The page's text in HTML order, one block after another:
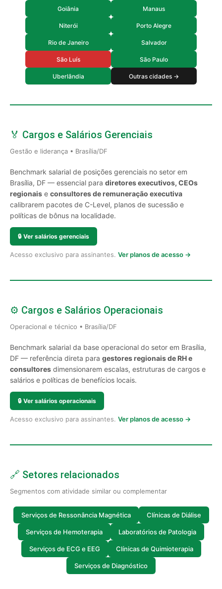
Goiânia Manaus
Niterói Porto Alegre
Rio de Janeiro Salvador
São Luís São Paulo
Uberlândia Outras cidades →
🏅 Cargos e Salários Gerenciais
Gestão e liderança • Brasília/DF
Benchmark salarial de posições gerenciais no setor em
Brasília, DF — essencial para diretores executivos, CEOs
regionais e consultores de remuneração executiva
calibrarem pacotes de C-Level, planos de sucessão e
políticas de bônus na localidade.
🔒 Ver salários gerenciais
Acesso exclusivo para assinantes. Ver planos de acesso →
⚙️ Cargos e Salários Operacionais
Operacional e técnico • Brasília/DF
Benchmark salarial da base operacional do setor em Brasília,
DF — referência direta para gestores regionais de RH e
consultores dimensionarem escalas, estruturas de cargos e
salários e políticas de benefícios locais.
🔒 Ver salários operacionais
Acesso exclusivo para assinantes. Ver planos de acesso →
🔗 Setores relacionados
Segmentos com atividade similar ou complementar
Serviços de Ressonância Magnética Clínicas de Diálise
Serviços de Hemoterapia Laboratórios de Patologia
Serviços de ECG e EEG Clínicas de Quimioterapia
Serviços de Diagnóstico